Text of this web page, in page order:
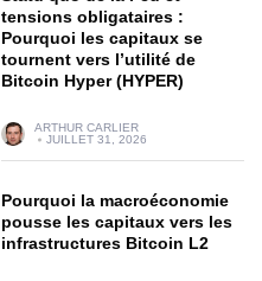
tensions obligataires :
Pourquoi les capitaux se
tournent vers l’utilité de
Bitcoin Hyper (HYPER)
ARTHUR CARLIER
JUILLET 31, 2026
Pourquoi la macroéconomie
pousse les capitaux vers les
infrastructures Bitcoin L2